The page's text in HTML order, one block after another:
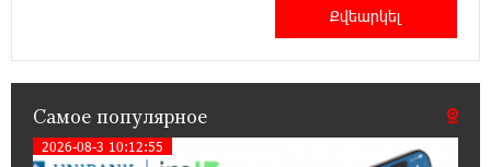
Flyone: Idram&IDBank
Самое популярное
2026-08-3 10:12:55